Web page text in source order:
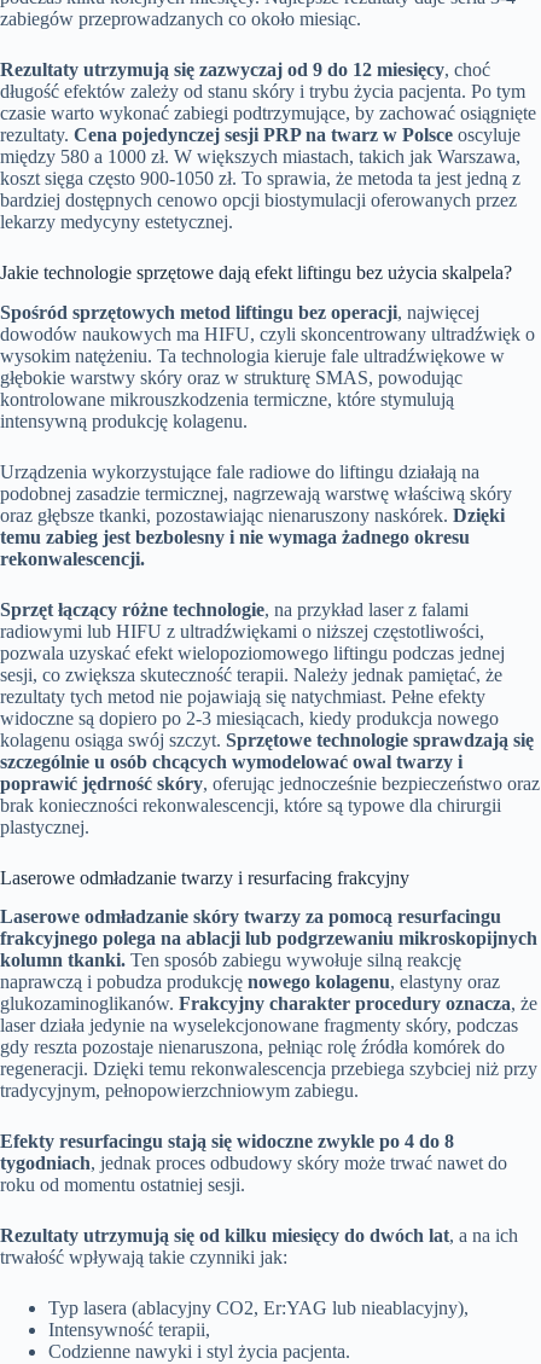
zabiegów przeprowadzanych co około miesiąc.
Rezultaty utrzymują się zazwyczaj od 9 do 12 miesięcy, choć
długość efektów zależy od stanu skóry i trybu życia pacjenta. Po tym
czasie warto wykonać zabiegi podtrzymujące, by zachować osiągnięte
rezultaty. Cena pojedynczej sesji PRP na twarz w Polsce oscyluje
między 580 a 1000 zł. W większych miastach, takich jak Warszawa,
koszt sięga często 900-1050 zł. To sprawia, że metoda ta jest jedną z
bardziej dostępnych cenowo opcji biostymulacji oferowanych przez
lekarzy medycyny estetycznej.
Jakie technologie sprzętowe dają efekt liftingu bez użycia skalpela?
Spośród sprzętowych metod liftingu bez operacji, najwięcej
dowodów naukowych ma HIFU, czyli skoncentrowany ultradźwięk o
wysokim natężeniu. Ta technologia kieruje fale ultradźwiękowe w
głębokie warstwy skóry oraz w strukturę SMAS, powodując
kontrolowane mikrouszkodzenia termiczne, które stymulują
intensywną produkcję kolagenu.
Urządzenia wykorzystujące fale radiowe do liftingu działają na
podobnej zasadzie termicznej, nagrzewają warstwę właściwą skóry
oraz głębsze tkanki, pozostawiając nienaruszony naskórek. Dzięki
temu zabieg jest bezbolesny i nie wymaga żadnego okresu
rekonwalescencji.
Sprzęt łączący różne technologie, na przykład laser z falami
radiowymi lub HIFU z ultradźwiękami o niższej częstotliwości,
pozwala uzyskać efekt wielopoziomowego liftingu podczas jednej
sesji, co zwiększa skuteczność terapii. Należy jednak pamiętać, że
rezultaty tych metod nie pojawiają się natychmiast. Pełne efekty
widoczne są dopiero po 2-3 miesiącach, kiedy produkcja nowego
kolagenu osiąga swój szczyt. Sprzętowe technologie sprawdzają się
szczególnie u osób chcących wymodelować owal twarzy i
poprawić jędrność skóry, oferując jednocześnie bezpieczeństwo oraz
brak konieczności rekonwalescencji, które są typowe dla chirurgii
plastycznej.
Laserowe odmładzanie twarzy i resurfacing frakcyjny
Laserowe odmładzanie skóry twarzy za pomocą resurfacingu
frakcyjnego polega na ablacji lub podgrzewaniu mikroskopijnych
kolumn tkanki. Ten sposób zabiegu wywołuje silną reakcję
naprawczą i pobudza produkcję nowego kolagenu, elastyny oraz
glukozaminoglikanów. Frakcyjny charakter procedury oznacza, że
laser działa jedynie na wyselekcjonowane fragmenty skóry, podczas
gdy reszta pozostaje nienaruszona, pełniąc rolę źródła komórek do
regeneracji. Dzięki temu rekonwalescencja przebiega szybciej niż przy
tradycyjnym, pełnopowierzchniowym zabiegu.
Efekty resurfacingu stają się widoczne zwykle po 4 do 8
tygodniach, jednak proces odbudowy skóry może trwać nawet do
roku od momentu ostatniej sesji.
Rezultaty utrzymują się od kilku miesięcy do dwóch lat, a na ich
trwałość wpływają takie czynniki jak:
Typ lasera (ablacyjny CO2, Er:YAG lub nieablacyjny),
Intensywność terapii,
Codzienne nawyki i styl życia pacjenta.